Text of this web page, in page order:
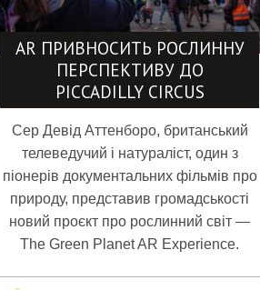
AR ПРИВНОСИТЬ РОСЛИННУ
ПЕРСПЕКТИВУ ДО
PICCADILLY CIRCUS
Сер Девід Аттенборо, британський
телеведучий і натураліст, один з
піонерів документальних фільмів про
природу, представив громадськості
новий проєкт про рослинний світ —
The Green Planet AR Experience.